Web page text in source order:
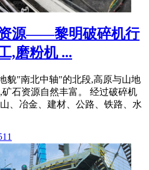
源——黎明破碎机行
,磨粉机 ...
貌"南北中轴"的北段,高原与山地
石资源自然丰富。 经过破碎机
、冶金、建材、公路、铁路、水